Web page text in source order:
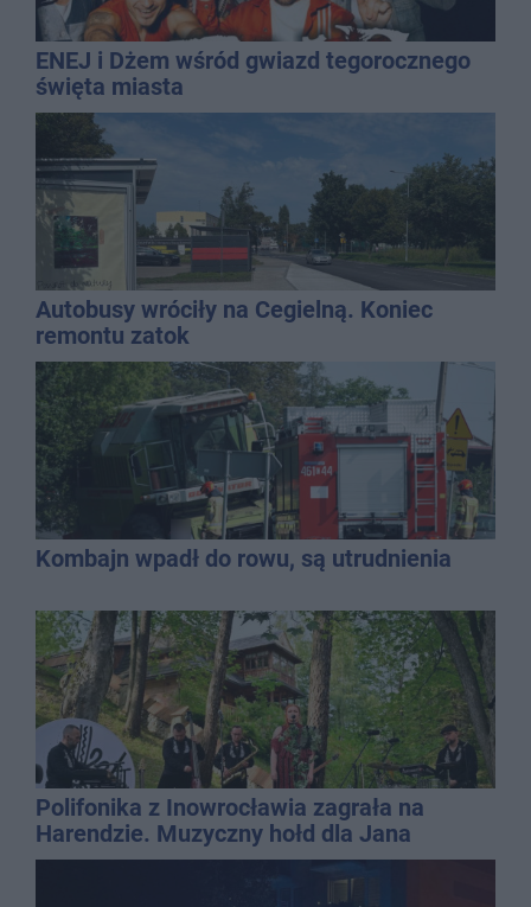
ENEJ i Dżem wśród gwiazd tegorocznego
święta miasta
Autobusy wróciły na Cegielną. Koniec
remontu zatok
Kombajn wpadł do rowu, są utrudnienia
Polifonika z Inowrocławia zagrała na
Harendzie. Muzyczny hołd dla Jana
Kasprowicza